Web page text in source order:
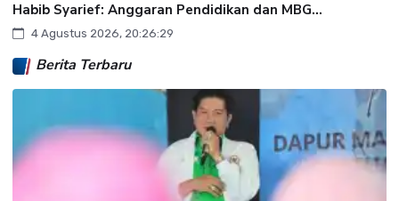
Habib Syarief: Anggaran Pendidikan dan MBG...
4 Agustus 2026, 20:26:29
Berita Terbaru